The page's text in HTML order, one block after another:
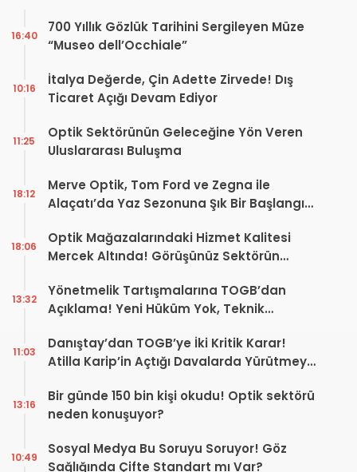
700 Yıllık Gözlük Tarihini Sergileyen Müze
“Museo dell’Occhiale”
16:40
İtalya Değerde, Çin Adette Zirvede! Dış
Ticaret Açığı Devam Ediyor
10:16
Optik Sektörünün Geleceğine Yön Veren
Uluslararası Buluşma
11:25
Merve Optik, Tom Ford ve Zegna ile
Alaçatı’da Yaz Sezonuna Şık Bir Başlangıç ​​
18:12
Optik Mağazalarındaki Hizmet Kalitesi
Mercek Altında! Görüşünüz Sektörün
18:06
Yönetmelik Tartışmalarına TOGB’dan
Açıklama! Yeni Hüküm Yok, Teknik
13:32
Danıştay’dan TOGB’ye İki Kritik Karar!
Atilla Karip’in Açtığı Davalarda Yürütmeyi
11:03
Bir günde 150 bin kişi okudu! Optik sektörü
neden konuşuyor?
13:16
Sosyal Medya Bu Soruyu Soruyor! Göz
Sağlığında Çifte Standart mı Var?
10:49